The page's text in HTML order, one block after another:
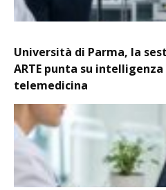
Università di Parma, la
ARTE punta su
telemedicina